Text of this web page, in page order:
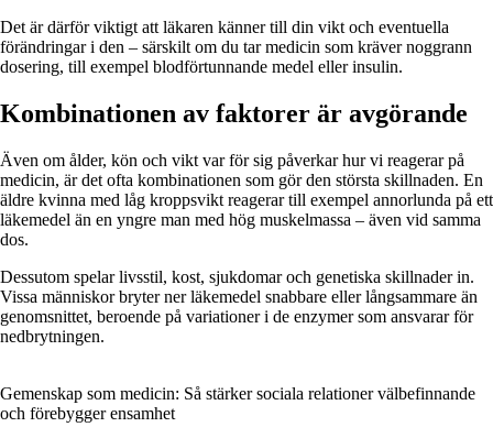
Det är därför viktigt att läkaren känner till din vikt och eventuella
förändringar i den – särskilt om du tar medicin som kräver noggrann
dosering, till exempel blodförtunnande medel eller insulin.
Kombinationen av faktorer är avgörande
Även om ålder, kön och vikt var för sig påverkar hur vi reagerar på
medicin, är det ofta kombinationen som gör den största skillnaden. En
äldre kvinna med låg kroppsvikt reagerar till exempel annorlunda på ett
läkemedel än en yngre man med hög muskelmassa – även vid samma
dos.
Dessutom spelar livsstil, kost, sjukdomar och genetiska skillnader in.
Vissa människor bryter ner läkemedel snabbare eller långsammare än
genomsnittet, beroende på variationer i de enzymer som ansvarar för
nedbrytningen.
Gemenskap som medicin: Så stärker sociala relationer välbefinnande
och förebygger ensamhet